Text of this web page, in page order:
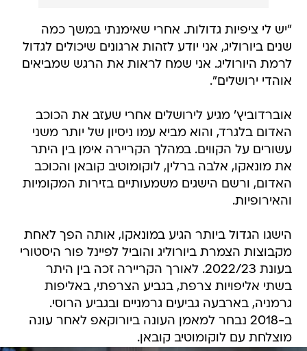
"יש לי ציפיות גדולות. אחרי שאימנתי במשך כמה
שנים ביורוליג, אני יודע לזהות ארגונים שיכולים לגדול
לרמת היורוליג. אני שמח לראות את הרגש שמביאים
אוהדי ירושלים".
אוברדוביץ' מגיע לירושלים אחרי שעזב את הכוכב
האדום בלגרד, והוא מביא עמו ניסיון של יותר משני
עשורים על הקווים. במהלך הקריירה אימן בין היתר
את מונאקו, אלבה ברלין, לוקומוטיב קובאן והכוכב
האדום, ורשם הישגים משמעותיים בזירות המקומיות
והאירופיות.
הישגו הגדול ביותר הגיע במונאקו, אותה הפך לאחת
מקבוצות הצמרת ביורוליג והוביל לפיינל פור היסטורי
בעונת 2022/23. לאורך הקריירה זכה בין היתר
בשתי אליפויות צרפת, בגביע הצרפתי, באליפות
גרמניה, בארבעה גביעים גרמניים ובגביע הרוסי.
ב-2018 נבחר למאמן העונה ביורוקאפ לאחר עונה
מוצלחת עם לוקומוטיב קובאן.